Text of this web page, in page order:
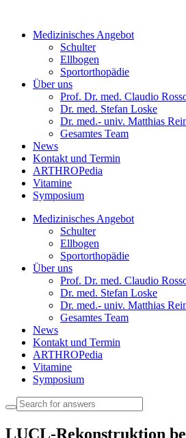
Medizinisches Angebot
Schulter
Ellbogen
Sportorthopädie
Über uns
Prof. Dr. med. Claudio
Dr. med. Stefan Loske
Dr. med.- univ. Matthias
Gesamtes Team
News
Kontakt und Termin
ARTHROPedia
Vitamine
Symposium
Medizinisches Angebot
Schulter
Ellbogen
Sportorthopädie
Über uns
Prof. Dr. med. Claudio
Dr. med. Stefan Loske
Dr. med.- univ. Matthias
Gesamtes Team
News
Kontakt und Termin
ARTHROPedia
Vitamine
Symposium
LUCL-Rekonstruktion